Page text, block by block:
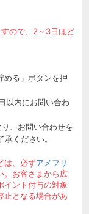
ので、2～3日ほど
める」ボタンを押
以内にお問い合わ
、お問い合わせを
ください。
は、必ずアメフリ
。お客さまから広
イント付与の対象
止となる場合があ